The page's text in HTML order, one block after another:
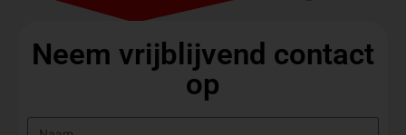
Neem vrijblijvend contact
op